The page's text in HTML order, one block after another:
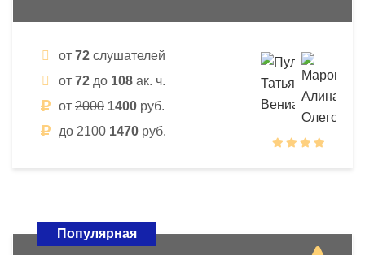
от 72 слушателей
от 72 до 108 ак. ч.
от 2000 1400 руб.
до 2100 1470 руб.
Популярная